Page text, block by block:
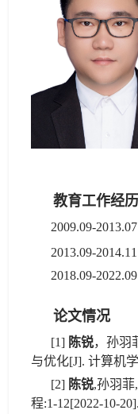
教育工作经历
2009.09-
2013.09-
2018.09-
论文情况
[1] 陈锐，孙羽
与优化[J]. 计算机
[2] 陈锐,孙羽
程:1-12[2022-10-